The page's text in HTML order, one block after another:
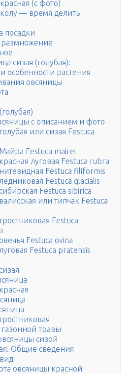
(с фото)
— время делить
посадки
сизая (голубая):
особенности растения
овсяницы
с описанием и фото
или сизая Festuca
Festuca mairei
луговая Festuca rubra
Festuca filiformis
Festuca glacialis
Festuca sibirica
или типчак Festuca
Festuca
Festuca ovina
Festuca pratensis
травы
сизой
Общие сведения
овсяницы красной